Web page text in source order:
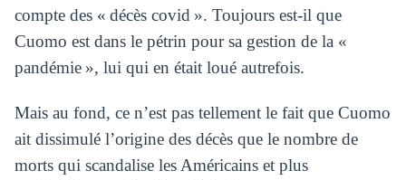
compte des « décès covid ». Toujours est-il que
Cuomo est dans le pétrin pour sa gestion de la «
pandémie », lui qui en était loué autrefois.
Mais au fond, ce n’est pas tellement le fait que Cuomo
ait dissimulé l’origine des décès que le nombre de
morts qui scandalise les Américains et plus